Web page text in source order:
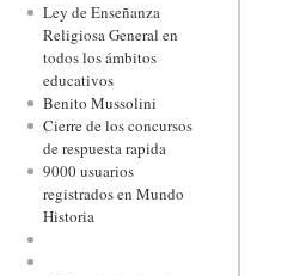
Ley de Enseñanza
Religiosa General en
todos los ámbitos
educativos
Benito Mussolini
Cierre de los concursos
de respuesta rapida
9000 usuarios
registrados en Mundo
Historia